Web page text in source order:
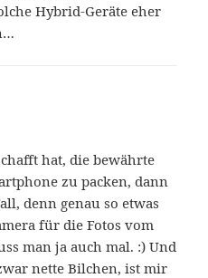
Hybrid-Geräte eher
hat, die bewährte
zu packen, dann
denn genau so etwas
für die Fotos vom
man ja auch mal. :) Und
nette Bilchen, ist mir